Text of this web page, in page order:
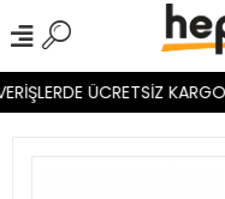
ÜCRETSİZ KARGO!